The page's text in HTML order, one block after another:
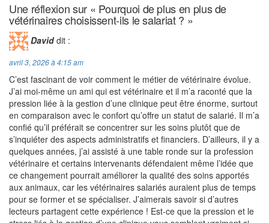
Une réflexion sur « Pourquoi de plus en plus de
vétérinaires choisissent-ils le salariat ? »
David dit :
avril 3, 2026 à 4:15 am
C’est fascinant de voir comment le métier de vétérinaire évolue.
J’ai moi-même un ami qui est vétérinaire et il m’a raconté que la
pression liée à la gestion d’une clinique peut être énorme, surtout
en comparaison avec le confort qu’offre un statut de salarié. Il m’a
confié qu’il préférait se concentrer sur les soins plutôt que de
s’inquiéter des aspects administratifs et financiers. D’ailleurs, il y a
quelques années, j’ai assisté à une table ronde sur la profession
vétérinaire et certains intervenants défendaient même l’idée que
ce changement pourrait améliorer la qualité des soins apportés
aux animaux, car les vétérinaires salariés auraient plus de temps
pour se former et se spécialiser. J’aimerais savoir si d’autres
lecteurs partagent cette expérience ! Est-ce que la pression et le